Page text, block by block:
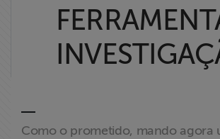
Liberdade de
Expressão
e Litigância
Como o prometido, mando agora